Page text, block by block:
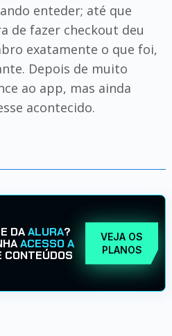
enteder; até que
de fazer checkout deu
exatamente o que foi,
Depois de muito
ao app, mas ainda
acontecido.
DAALURA?
ACESSO A
CONTEÚDOS
VEJA OS
PLANOS